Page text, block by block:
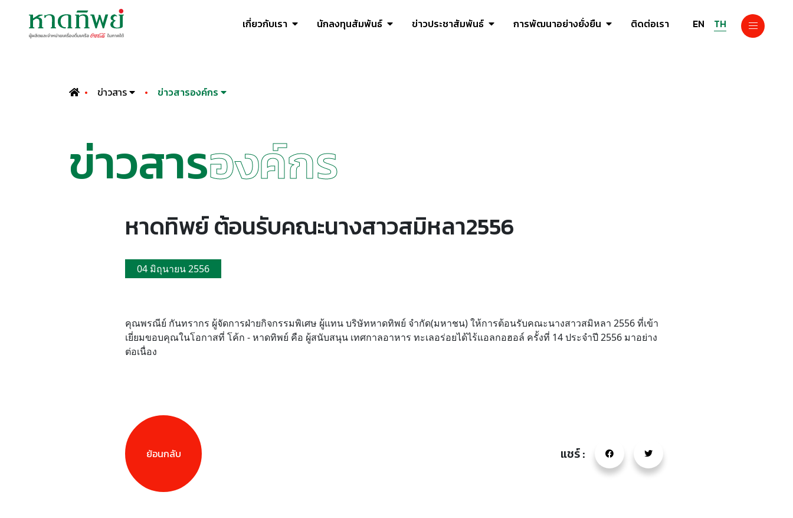
เกี่ยวกับเรา นักลงทุนสัมพันธ์ ข่าวประชาสัมพันธ์ การพัฒนาอย่างยั่งยืน ติดต่อเรา EN TH
ข่าวสาร ข่าวสารองค์กร
ข่าวสารองค์กร
หาดทิพย์ ต้อนรับคณะนางสาวสมิหลา2556
04 มิถุนายน 2556
คุณพรณีย์ กันทรากร ผู้จัดการฝ่ายกิจกรรมพิเศษ ผู้แทน บริษัทหาดทิพย์ จำกัด(มหาชน) ให้การต้อนรับคณะนางสาวสมิหลา 2556 ที่เข้า
เยี่ยมขอบคุณในโอกาสที่ โค้ก - หาดทิพย์ คือ ผู้สนับสนุน เทศกาลอาหาร ทะเลอร่อยได้ไร้แอลกอฮอล์ ครั้งที่ 14 ประจำปี 2556 มาอย่าง
ต่อเนื่อง
แชร์ :
ย้อนกลับ